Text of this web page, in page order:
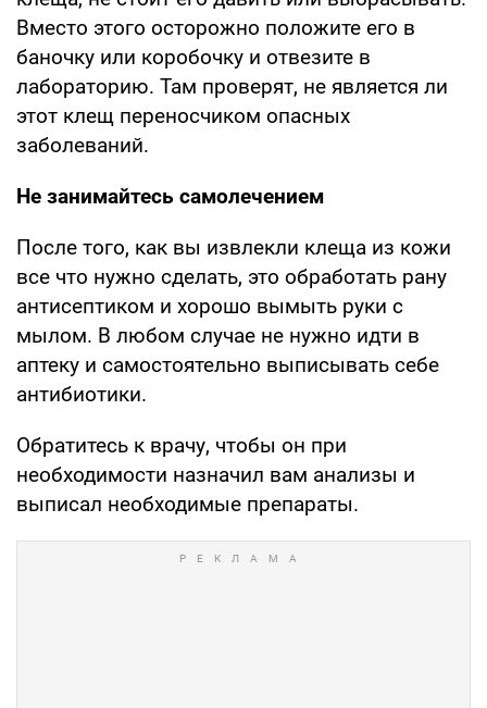
Вместо этого осторожно положите его в
баночку или коробочку и отвезите в
лабораторию. Там проверят, не является ли
этот клещ переносчиком опасных
заболеваний.
Не занимайтесь самолечением
После того, как вы извлекли клеща из кожи
все что нужно сделать, это обработать рану
антисептиком и хорошо вымыть руки с
мылом. В любом случае не нужно идти в
аптеку и самостоятельно выписывать себе
антибиотики.
Обратитесь к врачу, чтобы он при
необходимости назначил вам анализы и
выписал необходимые препараты.